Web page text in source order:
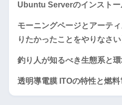
Ubuntu Serverのインストー
モーニングページとアーテ
りたかったことをやりなさい
釣り人が知るべき生態系と
透明導電膜 ITOの特性と燃料